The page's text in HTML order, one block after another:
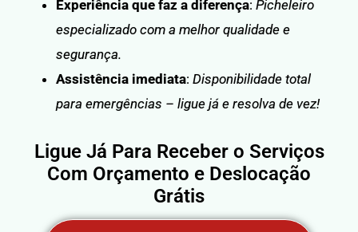
Experiência que faz a diferença: Picheleiro
especializado com a melhor qualidade e
segurança.
Assistência imediata: Disponibilidade total
para emergências – ligue já e resolva de vez!
Ligue Já Para Receber o Serviços
Com Orçamento e Deslocação
Grátis